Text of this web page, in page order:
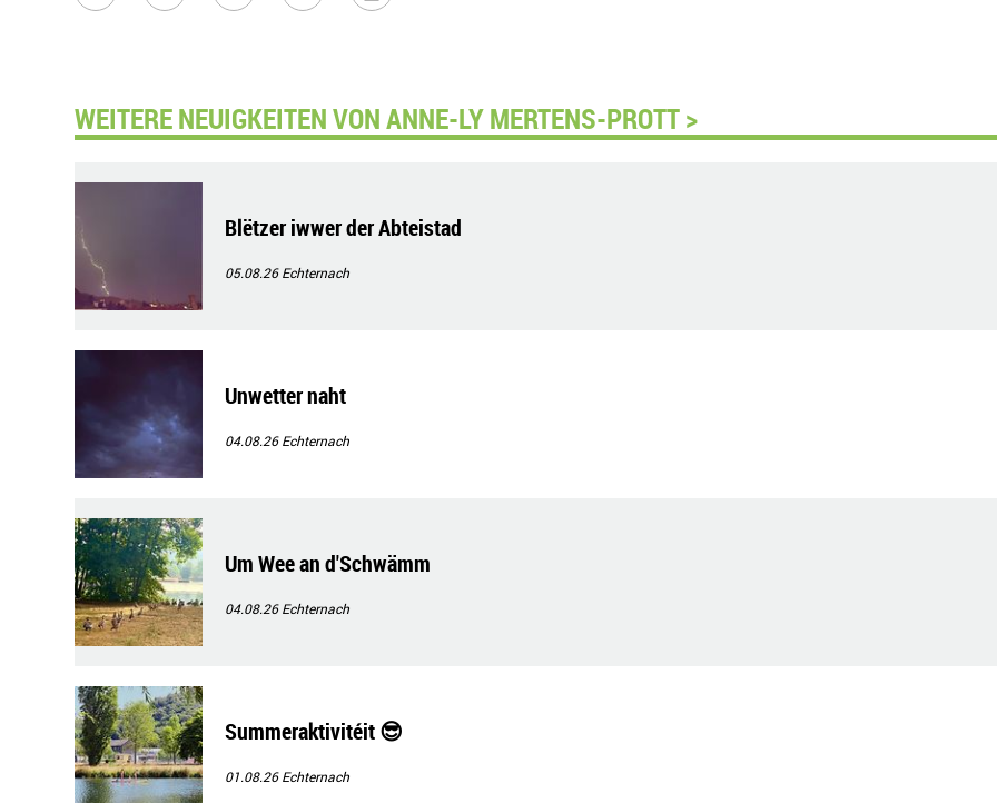
WEITERE NEUIGKEITEN VON ANNE-LY MERTENS-PROTT >
Blëtzer iwwer der Abteistad
05.08.26Echternach
Unwetter naht
04.08.26Echternach
Um Wee an d'Schwämm
04.08.26Echternach
Summeraktivitéit 😎
01.08.26Echternach